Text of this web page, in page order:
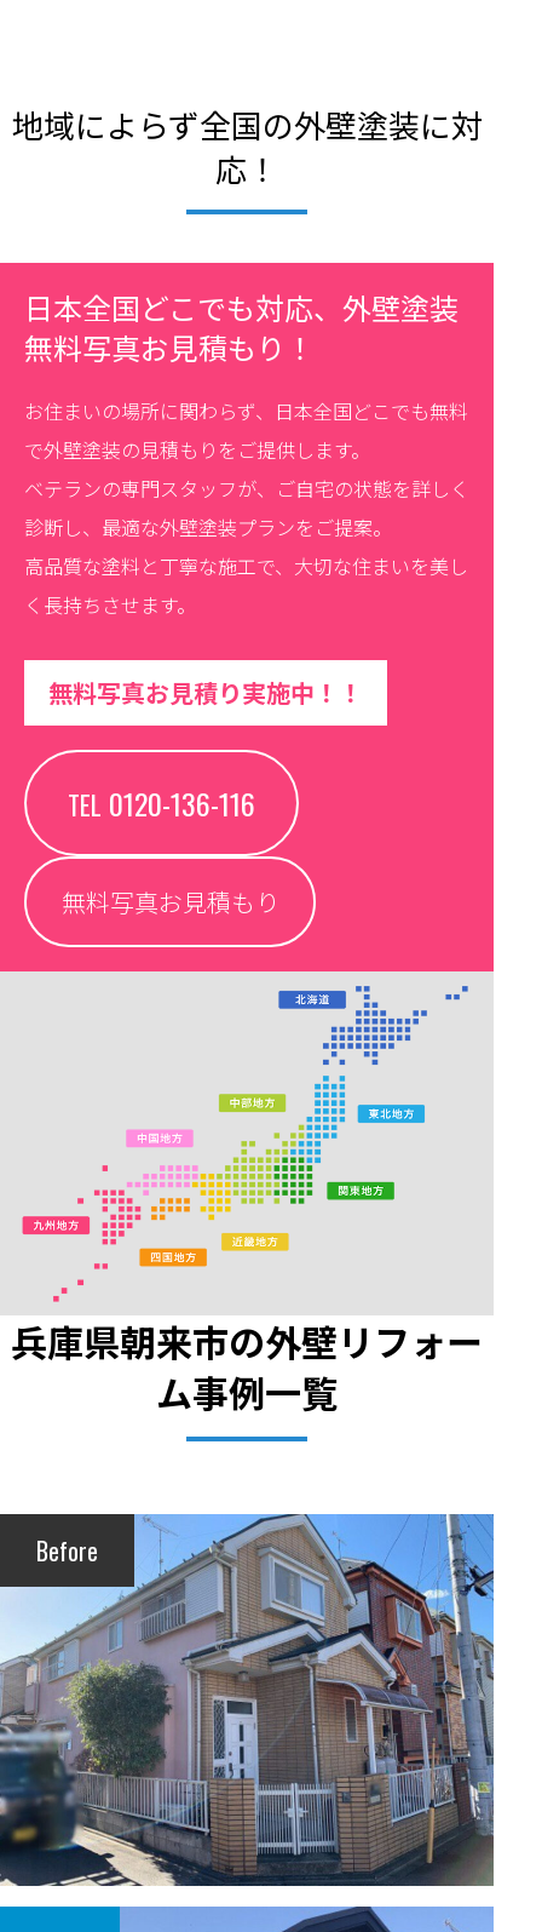
地域によらず全国の外壁塗装に対
応！
日本全国どこでも対応、外壁塗装
無料写真お見積もり！
お住まいの場所に関わらず、日本全国どこでも無料
で外壁塗装の見積もりをご提供します。
ベテランの専門スタッフが、ご自宅の状態を詳しく
診断し、最適な外壁塗装プランをご提案。
高品質な塗料と丁寧な施工で、大切な住まいを美し
く長持ちさせます。
無料写真お見積り実施中！！
TEL 0120-136-116
無料写真お見積もり
兵庫県朝来市の外壁リフォー
ム事例一覧
Before